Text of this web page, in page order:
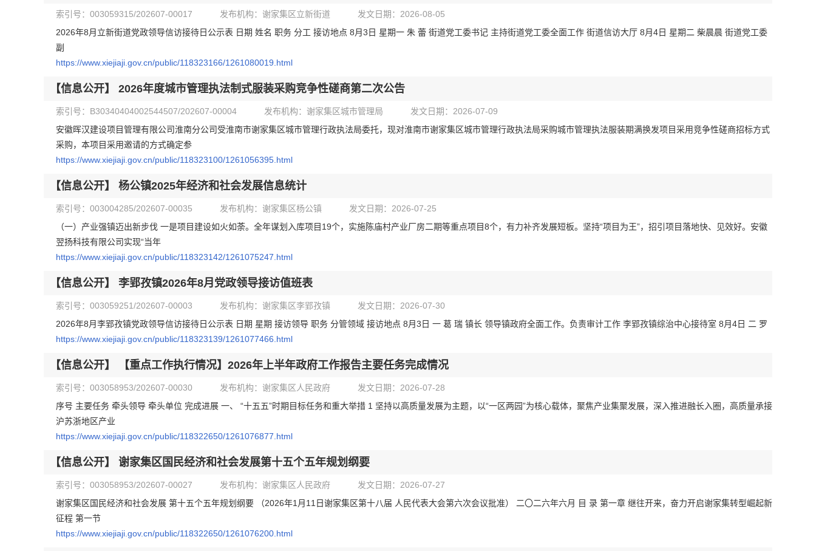
索引号：003059315/202607-00017 发布机构：谢家集区立新街道
发文日期：2026-08-05
2026年8月立新街道党政领导信访接待日公示表 日期 姓名 职务 分工 接访地点 8月3日 星期一 朱 蕾 街道党工委书记 主持街道党工委全面工作 街道信访大厅 8月4日 星期二 柴晨晨 街道党工委
副
https://www.xiejiaji.gov.cn/public/118323166/1261080019.html
【信息公开】 2026年度城市管理执法制式服装采购竞争性磋商第二次公告
索引号：B30340404002544507/202607-00004 发布机构：谢家集区城市管理局
发文日期：2026-07-09
安徽晖汉建设项目管理有限公司淮南分公司受淮南市谢家集区城市管理行政执法局委托，现对淮南市谢家集区城市管理行政执法局采购城市管理执法服装期满换发项目采用竞争性磋商招标方式
采购，本项目采用邀请的方式确定参
https://www.xiejiaji.gov.cn/public/118323100/1261056395.html
【信息公开】 杨公镇2025年经济和社会发展信息统计
索引号：003004285/202607-00035 发布机构：谢家集区杨公镇
发文日期：2026-07-25
（一）产业强镇迈出新步伐 一是项目建设如火如荼。全年谋划入库项目19个，实施陈庙村产业厂房二期等重点项目8个，有力补齐发展短板。坚持“项目为王”，招引项目落地快、见效好。安徽
翌扬科技有限公司实现“当年
https://www.xiejiaji.gov.cn/public/118323142/1261075247.html
【信息公开】 李郢孜镇2026年8月党政领导接访值班表
索引号：003059251/202607-00003 发布机构：谢家集区李郢孜镇
发文日期：2026-07-30
2026年8月李郢孜镇党政领导信访接待日公示表 日期 星期 接访领导 职务 分管领域 接访地点 8月3日 一 葛 瑞 镇长 领导镇政府全面工作。负责审计工作 李郢孜镇综治中心接待室 8月4日 二 罗
https://www.xiejiaji.gov.cn/public/118323139/1261077466.html
【信息公开】 【重点工作执行情况】2026年上半年政府工作报告主要任务完成情况
索引号：003058953/202607-00030 发布机构：谢家集区人民政府
发文日期：2026-07-28
序号 主要任务 牵头领导 牵头单位 完成进展 一、 “十五五”时期目标任务和重大举措 1 坚持以高质量发展为主题，以“一区两园”为核心载体，聚焦产业集聚发展，深入推进融长入圈，高质量承接
沪苏浙地区产业
https://www.xiejiaji.gov.cn/public/118322650/1261076877.html
【信息公开】 谢家集区国民经济和社会发展第十五个五年规划纲要
索引号：003058953/202607-00027 发布机构：谢家集区人民政府
发文日期：2026-07-27
谢家集区国民经济和社会发展 第十五个五年规划纲要 （2026年1月11日谢家集区第十八届 人民代表大会第六次会议批准） 二〇二六年六月 目 录 第一章 继往开来，奋力开启谢家集转型崛起新
征程 第一节
https://www.xiejiaji.gov.cn/public/118322650/1261076200.html